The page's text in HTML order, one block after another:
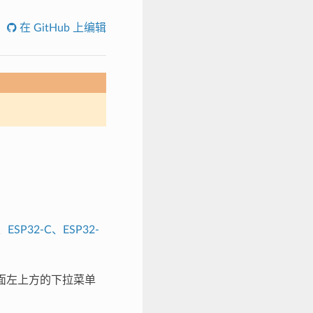
在 GitHub 上编辑
ESP32-C、ESP32-
左上方的下拉菜单